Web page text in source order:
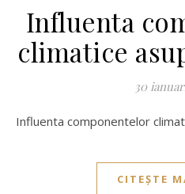
Influenta
climatice
30
Influenta componentelor
CITEȘTE